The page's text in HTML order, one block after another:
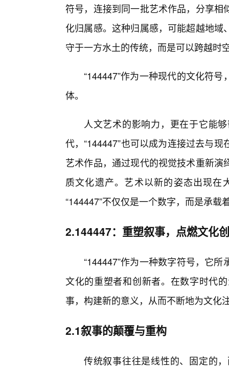
符号，连接到同一批艺术作品，分享
化归属感。这种归属感，可能超越地
守于一方水土的传统，而是可以跨越时
“144447”作为一种现代的文化符
体。
人文艺术的影响力，更在于它能
代，“144447”也可以成为连接过去与
艺术作品，通过现代的视觉技术重新
质文化遗产。艺术以新的姿态出现在
“144447”不仅仅是一个数字，而是承
2.144447：重塑叙事，点燃文化
“144447”作为一种数字符号，它
文化的重塑者和创新者。在数字时代
事，构建新的意义，从而不断地为文化
2.1叙事的颠覆与重构
传统叙事往往是线性的、固定的